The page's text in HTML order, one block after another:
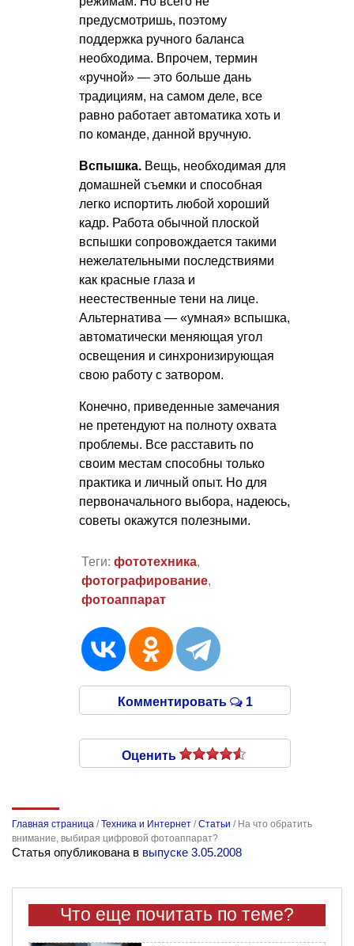
предусмотришь, поэтому
поддержка ручного баланса
необходима. Впрочем, термин
«ручной» — это больше дань
традициям, на самом деле, все
равно работает автоматика хоть и
по команде, данной вручную.
Вспышка. Вещь, необходимая для
домашней съемки и способная
легко испортить любой хороший
кадр. Работа обычной плоской
вспышки сопровождается такими
нежелательными последствиями
как красные глаза и
неестественные тени на лице.
Альтернатива — «умная» вспышка,
автоматически меняющая угол
освещения и синхронизирующая
свою работу с затвором.
Конечно, приведенные замечания
не претендуют на полноту охвата
проблемы. Все расставить по
своим местам способны только
практика и личный опыт. Но для
первоначального выбора, надеюсь,
советы окажутся полезными.
Теги: фототехника,
фотографирование,
фотоаппарат
Комментировать 1
Оценить
Главная страница /Техника и Интернет /Статьи / На что обратить
внимание, выбирая цифровой фотоаппарат?
Статья опубликована в выпуске 3.05.2008
Что еще почитать по теме?